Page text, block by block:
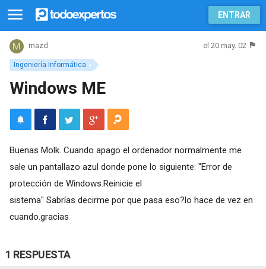
ENTRAR
Ingeniería Informática
mazd el 20 may. 02
Windows ME
Buenas Molk. Cuando apago el ordenador normalmente me
sale un pantallazo azul donde pone lo siguiente: "Error de
protección de Windows.Reinicie el
sistema" Sabrías decirme por que pasa eso?lo hace de vez en
cuando.gracias
1 RESPUESTA